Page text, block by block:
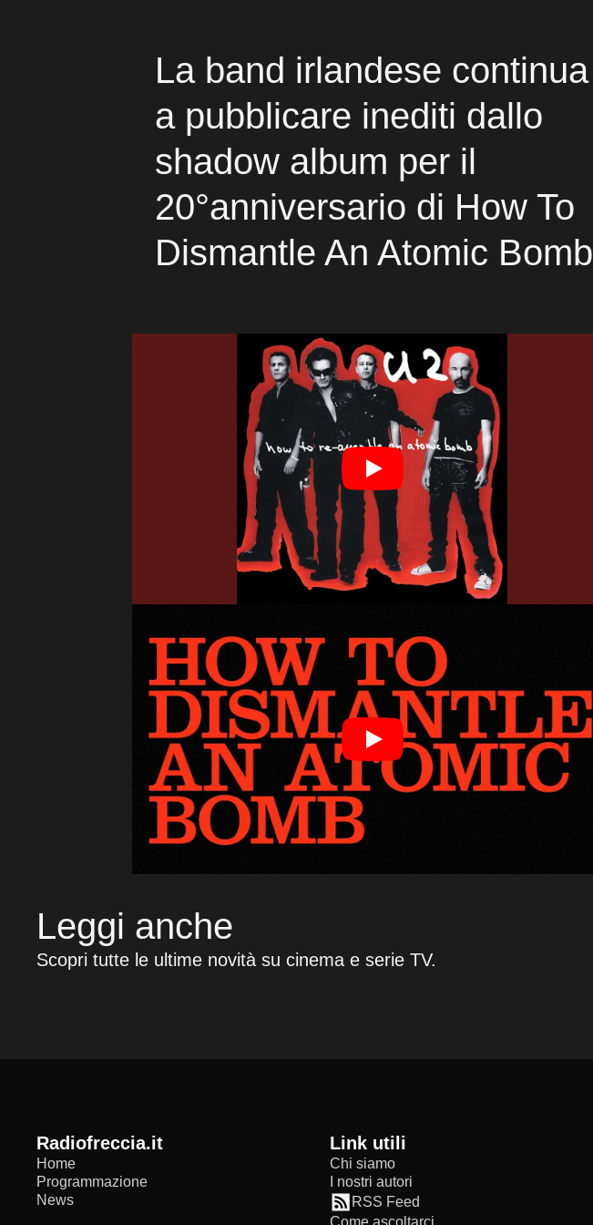
La band irlandese continua
a pubblicare inediti dallo
shadow album per il
20°anniversario di How To
Dismantle An Atomic Bomb
Leggi anche
Scopri tutte le ultime novità su cinema e serie TV.
radiofreccia.it
Home
Programmazione
News
Link utili
Chi siamo
I nostri autori
RSS Feed
Come ascoltarci